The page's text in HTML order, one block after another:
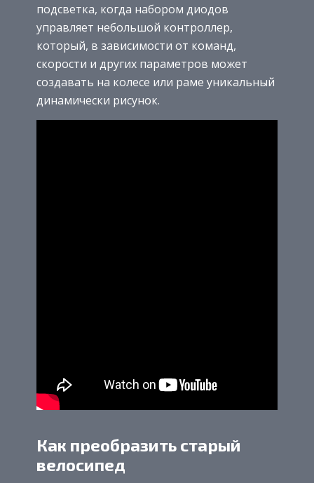
подсветка, когда набором диодов
управляет небольшой контроллер,
который, в зависимости от команд,
скорости и других параметров может
создавать на колесе или раме уникальный
динамически рисунок.
Как преобразить старый
велосипед